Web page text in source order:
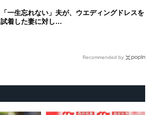
「一生忘れない」夫が、ウエディングドレスを
試着した妻に対し…
Recommended by